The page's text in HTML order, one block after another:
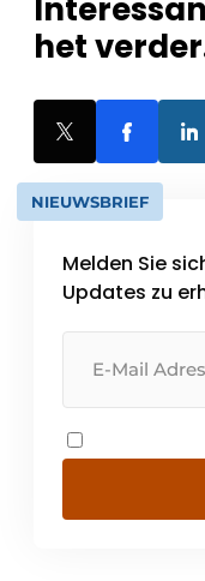
het
NIEUWSBRIEF
Melden Sie
Updates zu